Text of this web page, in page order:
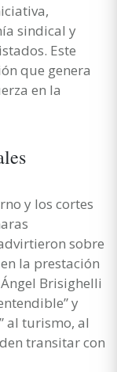
sindical y
Este
que genera
en la
y los cortes
sobre
la prestación
Brisighelli
y
al turismo, al
transitar con